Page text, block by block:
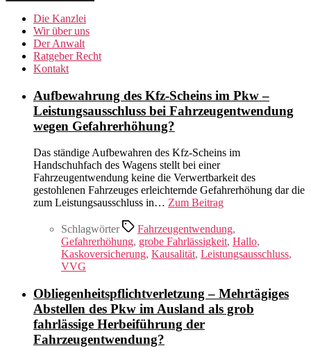
Die Kanzlei
Wir über uns
Der Anwalt
Ratgeber Recht
Kontakt
Aufbewahrung des Kfz-Scheins im Pkw –
Leistungsausschluss bei Fahrzeugentwendung
wegen Gefahrerhöhung?
Das ständige Aufbewahren des Kfz-Scheins im
Handschuhfach des Wagens stellt bei einer
Fahrzeugentwendung keine die Verwertbarkeit des
gestohlenen Fahrzeuges erleichternde Gefahrerhöhung dar die
zum Leistungsausschluss in… Zum Beitrag
Schlagwörter Fahrzeugentwendung,
Gefahrerhöhung, grobe Fahrlässigkeit, Hallo,
Kaskoversicherung, Kausalität, Leistungsausschluss,
VVG
Obliegenheitspflichtverletzung – Mehrtägiges
Abstellen des Pkw im Ausland als grob
fahrlässige Herbeiführung der
Fahrzeugentwendung?